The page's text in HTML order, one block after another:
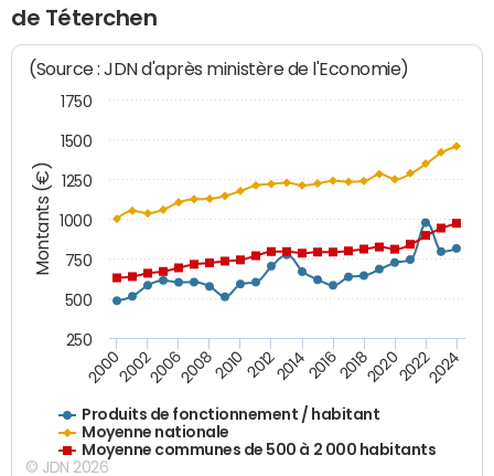
de Téterchen
Montants (€)
(Source : JDN d'après ministère de l'Economie)
Produits de fonctionnement / habitant
Moyenne nationale
Moyenne communes de 500 à 2 000 habitants
200020022006200820102012201420162018202020222024
250
500
750
1000
1250
1500
1750
© JDN 2026